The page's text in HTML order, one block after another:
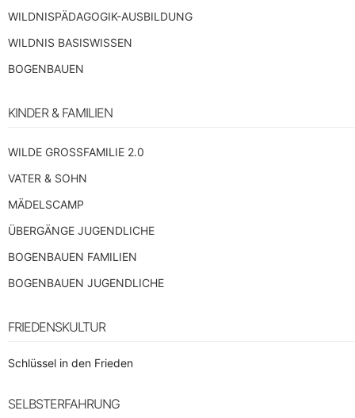
WILDNISPÄDAGOGIK-AUSBILDUNG
WILDNIS BASISWISSEN
BOGENBAUEN
KINDER & FAMILIEN
WILDE GROSSFAMILIE 2.0
VATER & SOHN
MÄDELSCAMP
ÜBERGÄNGE JUGENDLICHE
BOGENBAUEN FAMILIEN
BOGENBAUEN JUGENDLICHE
FRIEDENSKULTUR
Schlüssel in den Frieden
SELBSTERFAHRUNG